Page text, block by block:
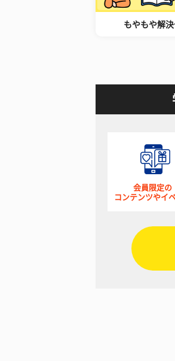
もやもや解決
会員限定の
コンテンツやイ